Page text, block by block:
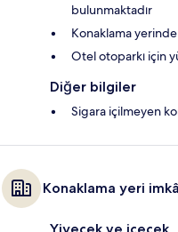
bulunmaktadır
Konaklama yerinde
Otel otoparkı için
Diğer bilgiler
Sigara içilmeyen
Konaklama yeri